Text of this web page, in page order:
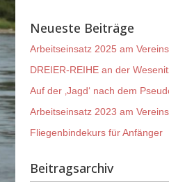
Neueste Beiträge
Arbeitseinsatz 2025 am
DREIER-REIHE an der
Auf der ‚Jagd‘ nach dem
Arbeitseinsatz 2023 am
Fliegenbindekurs für Anfänger
Beitragsarchiv